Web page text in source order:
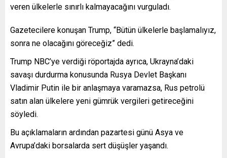
veren ülkelerle sınırlı kalmayacağını vurguladı.
Gazetecilere konuşan Trump, “Bütün ülkelerle başlamalıyız,
sonra ne olacağını göreceğiz” dedi.
Trump NBC’ye verdiği röportajda ayrıca, Ukrayna’daki
savaşı durdurma konusunda Rusya Devlet Başkanı
Vladimir Putin ile bir anlaşmaya varamazsa, Rus petrolü
satın alan ülkelere yeni gümrük vergileri getireceğini
söyledi.
Bu açıklamaların ardından pazartesi günü Asya ve
Avrupa’daki borsalarda sert düşüşler yaşandı.